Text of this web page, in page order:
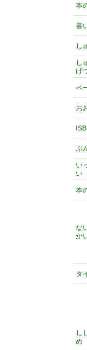
本
書
し
し
げ
ペ
お
ぶ
い
い
本
な
か
タ
し
め